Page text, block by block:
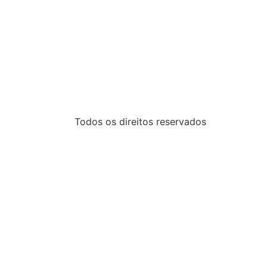
Todos os direitos reservados